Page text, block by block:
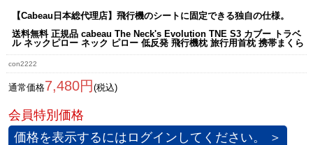
【Cabeau日本総代理店】飛行機のシートに固定できる独自の仕様。
送料無料 正規品 cabeau The Neck's Evolution TNE S3 カブー トラベ
ル ネックピロー ネック ピロー 低反発 飛行機枕 旅行用首枕 携帯まくら
con2222
通常価格7,480円 (税込)
価格を表示するにはログインしてください。 ＞